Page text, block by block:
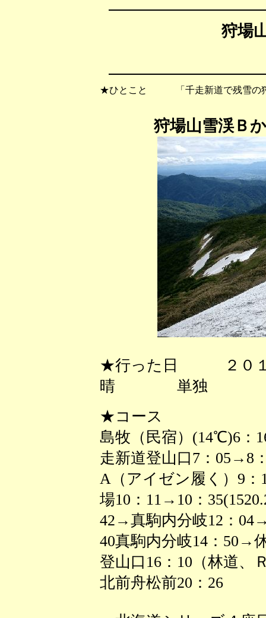
狩場
★ひとこと 「千走新道で残雪の狩
狩場山雪渓Ｂ
★行った日 ２０１
晴 単独
★コース
島牧（民宿）(14℃)6：
走新道登山口7：05→8
A（アイゼン履く）9
場10：11→10：
42→真駒内分岐12：
40真駒内分岐14：50→
登山口16：10（林道、
北前舟松前20：26